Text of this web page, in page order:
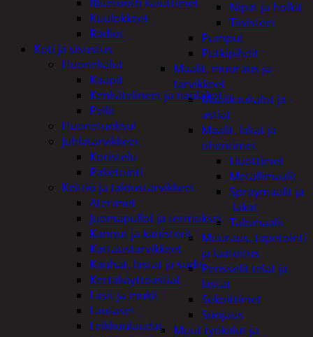
Nipat ja holkit
Tiivisteet
Pumput
Putkipihdit
Maalit, muuraus ja
tarvikkeet
Maalikaukalot ja -
astiat
Maalit, lakat ja
ohentimet
Liuottimet
Metallimaalit
Spraymaalit ja
-lakat
Talomaalit
Muuraus, tapetointi
ja laatoitus
Pensselit telat ja
lastat
Sekoittimet
Suojaus
Muut työkalut ja
Kuulokkeet
Radiot
Koti ja sisustus
Huonekalut
Kaapit
Kenkätelineet ja naulakot
Peilit
Huonetuoksut
Juhlatarvikkeet
Koristelu
Paketointi
Keittiö ja taloustarvikkeet
Aterimet
Juomapullot ja termokset
Kannut ja kanisterit
Kattaustarvikkeet
Kauhat, lastat ja sudit
Kertakäyttöastiat
Lasit ja mukit
Lautaset
Leikkuulaudat